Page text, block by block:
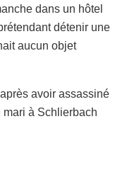
dans un hôtel
détenir une
aucun objet
avoir assassiné
mari à Schlierbach